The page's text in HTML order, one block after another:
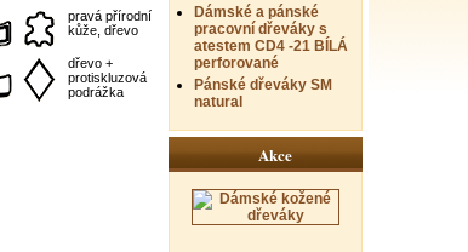
Dámské a pánské
pracovní dřeváky s
atestem CD4 -21 BÍLÁ
perforované
Pánské dřeváky SM
natural
Akce
pravá přírodní
kůže, dřevo
dřevo +
protiskluzová
podrážka